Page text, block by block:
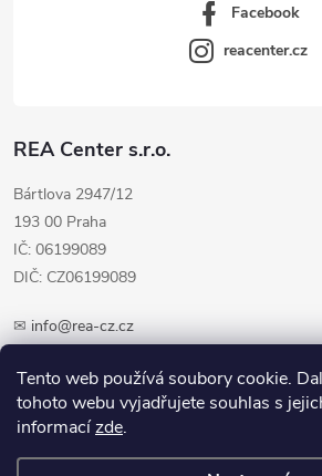
Tento web používá soubory cookie.
tohoto webu vyjadřujete souhlas s
informacízde.
REA Center s.r.o.
Bártlova 2947/12
193 00 Praha
IČ: 06199089
DIČ: CZ06199089
✉ info@rea-cz.cz
Facebook
reacenter.cz